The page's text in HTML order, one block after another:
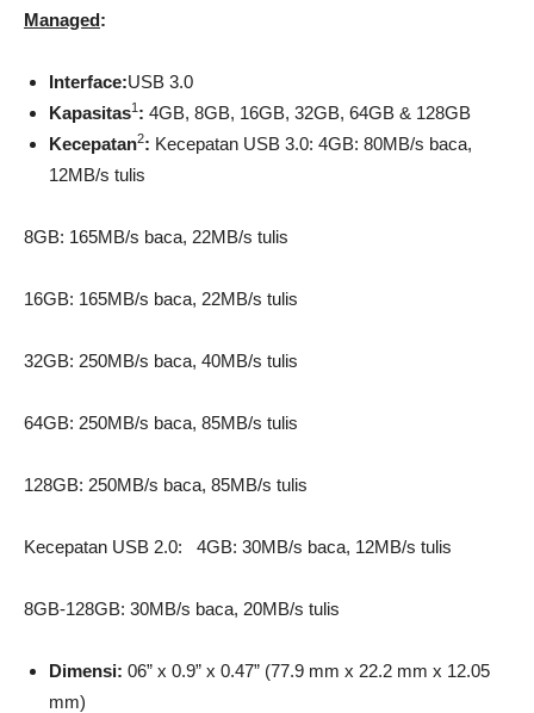
Managed:
Interface:USB 3.0
Kapasitas1 : 4GB, 8GB, 16GB, 32GB, 64GB & 128GB
Kecepatan2: Kecepatan USB 3.0: 4GB: 80MB/s baca,
12MB/s tulis
8GB: 165MB/s baca, 22MB/s tulis
16GB: 165MB/s baca, 22MB/s tulis
32GB: 250MB/s baca, 40MB/s tulis
64GB: 250MB/s baca, 85MB/s tulis
128GB: 250MB/s baca, 85MB/s tulis
Kecepatan USB 2.0: 4GB: 30MB/s baca, 12MB/s tulis
8GB-128GB: 30MB/s baca, 20MB/s tulis
Dimensi: 06” x 0.9” x 0.47” (77.9 mm x 22.2 mm x 12.05
mm)